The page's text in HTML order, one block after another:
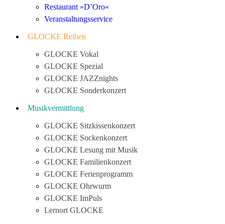
Restaurant »D’Oro«
Veranstaltungsservice
GLOCKE Reihen
GLOCKE Vokal
GLOCKE Spezial
GLOCKE JAZZnights
GLOCKE Sonderkonzert
Musikvermittlung
GLOCKE Sitzkissenkonzert
GLOCKE Sockenkonzert
GLOCKE Lesung mit Musik
GLOCKE Familienkonzert
GLOCKE Ferienprogramm
GLOCKE Ohrwurm
GLOCKE ImPuls
Lernort GLOCKE